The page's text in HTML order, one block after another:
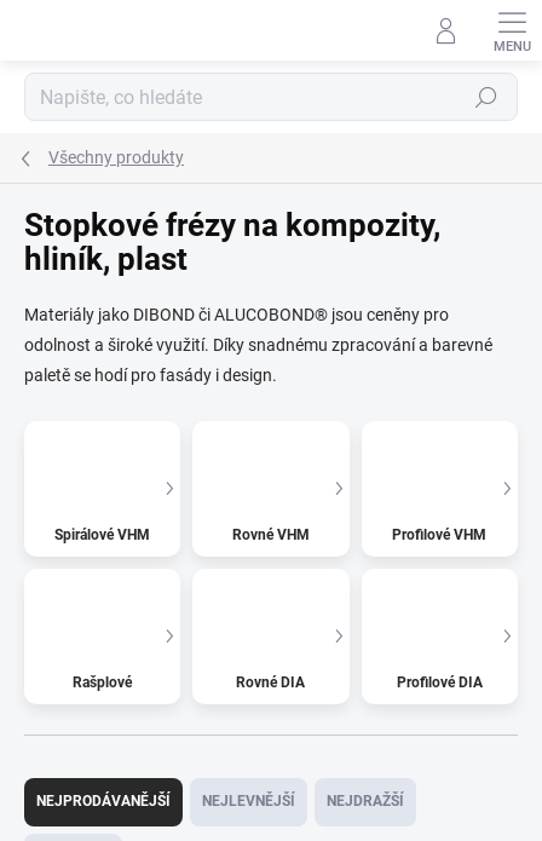
Hledat
Všechny produkty
Stopkové frézy na kompozity,
hliník, plast
Materiály jako DIBOND či ALUCOBOND® jsou ceněny pro
odolnost a široké využití. Díky snadnému zpracování a barevné
paletě se hodí pro fasády i design.
Spirálové VHM Rovné VHM Profilové VHM
Rašplové Rovné DIA Profilové DIA
Ř
z
NEJPRODÁVANĚJŠÍ NEJLEVNĚJŠÍ NEJDRAŽŠÍ